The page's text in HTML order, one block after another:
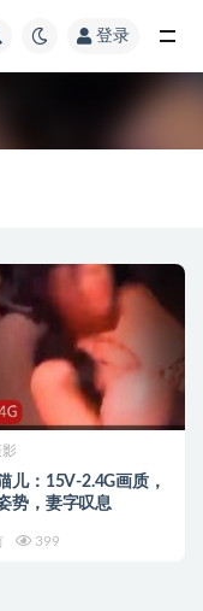
登录
儿：15V-2.4G画质，
势，妻字叹息
399